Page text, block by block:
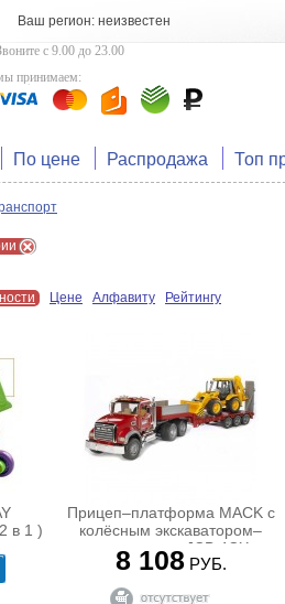
Ваш регион: неизвестен
с 9.00 до 23.00
принимаем:
По цене Распродажа Топ
Цене Алфавиту Рейтингу
в 1 )
Прицеп–платформа MACK с
колёсным экскаватором–
погрузчиком JCB 4CX
8 108РУБ.